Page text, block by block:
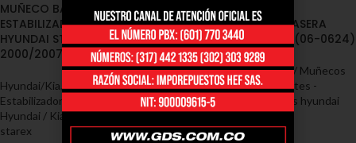
MUÑECO BARRA
ESTABILIZADORA DELANTERA
HYUNDAI STAREX H1
2000/2007 (06-0623)
Hyundai/Kia,Cauchos / Muñecos
Estabilizadoras / Soportes -
Hyundai / Kia,Muñecos hyundai
starex
MUÑECO BARRA
ESTABILIZADORA TRASERA
HYUNDAI STAREX H1 (06-0624)
Hyundai/Kia,Cauchos / Muñecos
Estabilizadoras / Soportes -
Hyundai / Kia
Muñecos hyundai
starex
SKU:06-0624